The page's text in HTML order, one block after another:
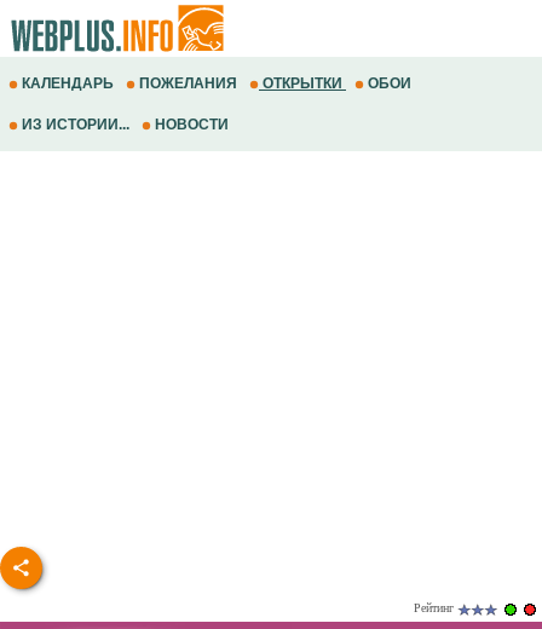
КАЛЕНДАРЬ ПОЖЕЛАНИЯ ОТКРЫТКИ ОБОИ
ИЗ ИСТОРИИ... НОВОСТИ
Рейтинг